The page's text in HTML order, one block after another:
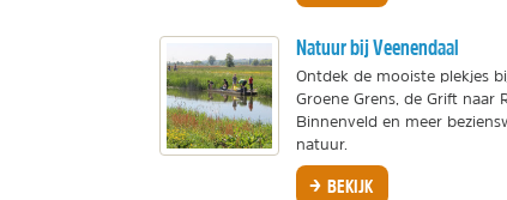
Natuur bij Veenendaal
Ontdek de mooiste plekjes
Groene Grens, de Grift naar
Binnenveld en meer
natuur.
BEKIJK